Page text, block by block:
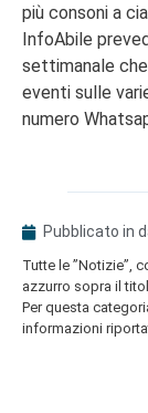
più consoni a
InfoAbile
settimanale
eventi sulle
numero
Pubblicato in
Tutte le ”Notizie”,
azzurro sopra il
Per questa
informazioni